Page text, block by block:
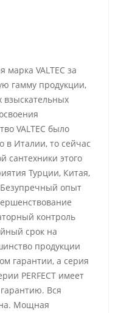
марка VALTEC за
гамму продукции,
VALTEC было
в Италии, то сейчас
сантехники этого
Турции, Китая,
опыт
контроль
срок на
продукции
гарантии, а серия
PERFECT имеет
Вся
Мощная